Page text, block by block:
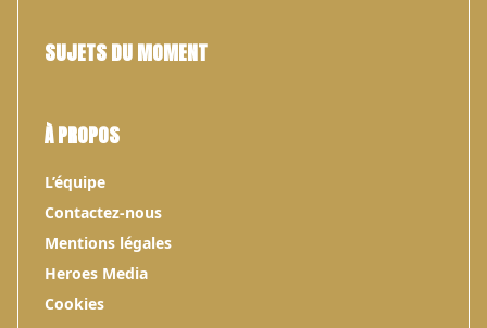
SUJETS DU MOMENT
À PROPOS
L’équipe
Contactez-nous
Mentions légales
Heroes Media
Cookies